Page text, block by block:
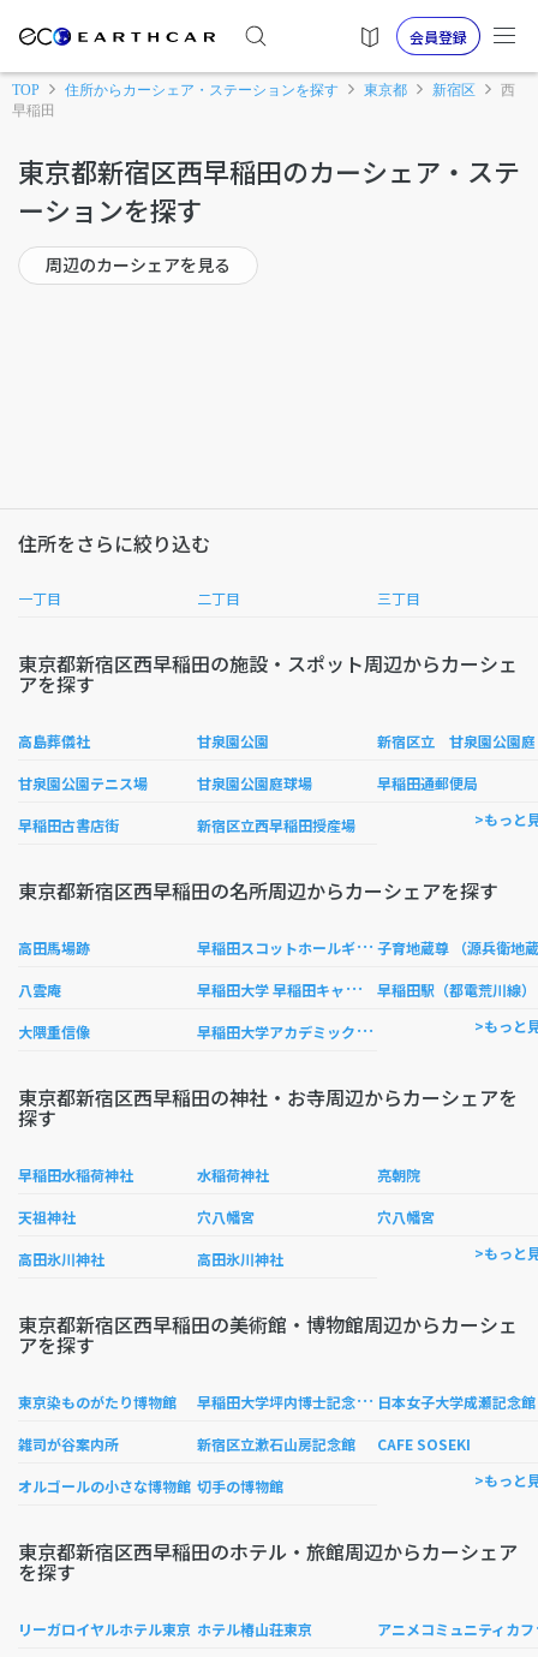
会員登録
TOP 住所からカーシェア・ステーションを探す 東京都 新宿区
西
早稲田
東京都新宿区西早稲田のカーシェア・ステ
ーションを探す
周辺のカーシェアを見る
住所をさらに絞り込む
一丁目 二丁目 三丁目
東京都新宿区西早稲田の施設・スポット周辺からカーシェ
アを探す
高島葬儀社 甘泉園公園
甘泉園公園テニス場 甘泉園公園庭球場 早稲田通郵便局
早稲田古書店街 新宿区立西早稲田授産場 >もっと
東京都新宿区西早稲田の名所周辺からカーシェアを探す
高田馬場跡 早
稲田スコットホールギャラリー 子育地蔵尊 （源兵衛地
八雲庵 早
稲田大学 早稲田キャンパス 早稲田駅（都電荒川線）
大隈重信像 早
稲田大学アカデミックソリューション >もっと
東京都新宿区西早稲田の神社・お寺周辺からカーシェアを
探す
早稲田水稲荷神社 水稲荷神社 亮朝院
天祖神社 穴八幡宮 穴八幡宮
高田氷川神社 高田氷川神社 >もっと
東京都新宿区西早稲田の美術館・博物館周辺からカーシェ
アを探す
東京染ものがたり博物館 早
稲田大学坪内博士記念演劇博物館 日本女子大学成瀬記念館
雑司が谷案内所 新宿区立漱石山房記念館 CAFE SOSEKI
オルゴールの小さな博物館 切手の博物館 >もっと
東京都新宿区西早稲田のホテル・旅館周辺からカーシェア
を探す
リーガロイヤルホテル東京 ホテル椿山荘東京 ニ